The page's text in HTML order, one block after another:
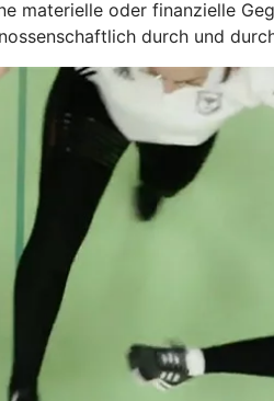
materielle oder finanzielle
durch und